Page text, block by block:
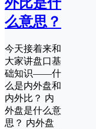
么意思？
今天接着来和
大家讲盘口基
础知识——什
么是内外盘和
内外比？ 内
外盘是什么意
思？ 内外盘